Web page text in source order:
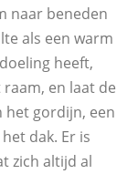
naar beneden
als een warm
heeft,
en laat de
het gordijn, een
dak. Er is
zich altijd al